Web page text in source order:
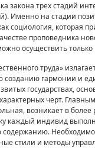
закона трех стадий
Именно на стадии
социология, которая
проповедника
осуществить
труда»
гармонии и
государствах,
черт.
возникает в
каждый индивид
стили и методы